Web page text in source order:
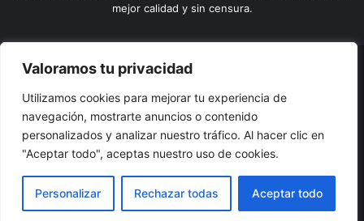
Valoramos tu privacidad
Utilizamos cookies para mejorar tu experiencia de
navegación, mostrarte anuncios o contenido
personalizados y analizar nuestro tráfico. Al hacer clic en
"Aceptar todo", aceptas nuestro uso de cookies.
Personalizar Rechazar todas Aceptar todo
mejor calidad y sin censura.
© Copyright 2026, Todos los derechos reservados |
SAS BICNit 901228106
Home
Actualidad
El Tinteadero
Caricaturas Reportajes
Facebook
YouTubeInstagram